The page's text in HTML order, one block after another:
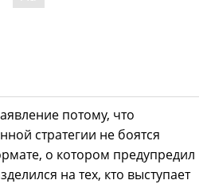
потому, что
стратегии не боятся
о котором предупредил
на тех, кто выступает